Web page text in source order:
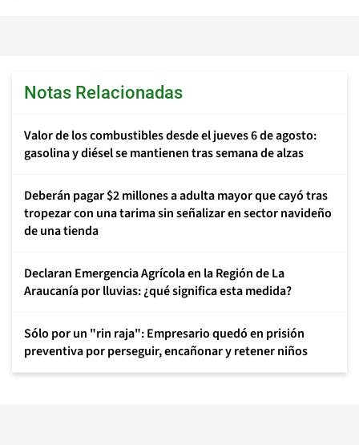
Notas Relacionadas
Valor de los combustibles desde el jueves 6 de agosto:
gasolina y diésel se mantienen tras semana de alzas
Deberán pagar $2 millones a adulta mayor que cayó tras
tropezar con una tarima sin señalizar en sector navideño
de una tienda
Declaran Emergencia Agrícola en la Región de La
Araucanía por lluvias: ¿qué significa esta medida?
Sólo por un "rin raja": Empresario quedó en prisión
preventiva por perseguir, encañonar y retener niños